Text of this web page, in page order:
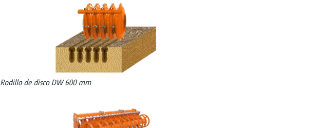
Rodillo de disco DW 600 mm